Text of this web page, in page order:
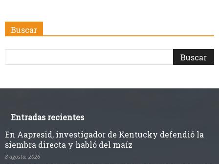
Buscar
Entradas recientes
En Aapresid, investigador de Kentucky defendió la
siembra directa y habló del maíz
8 agosto, 2026